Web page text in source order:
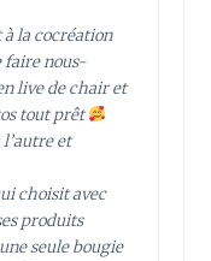
à la cocréation
faire nous-
live de chair et
tout prêt
l’autre et
choisit avec
produits
seule bougie